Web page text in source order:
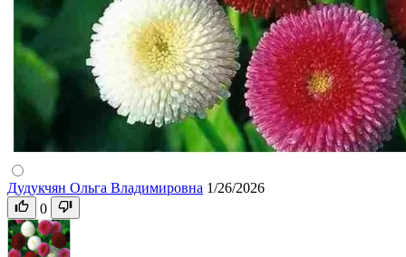
Дудукчян Ольга Владимировна 1/26/2026
0